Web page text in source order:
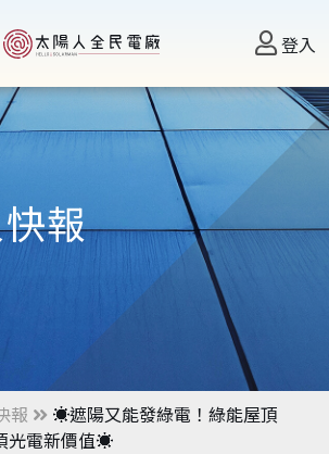
登入
報
報
☀️遮陽又能發綠電！綠能屋頂
光電新價值☀️